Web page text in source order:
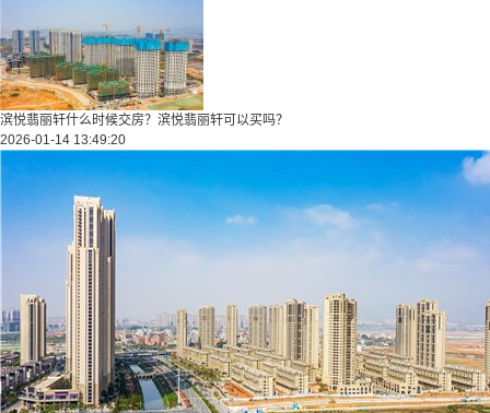
滨悦翡丽轩什么时候交房？滨悦翡丽轩可以买吗？
2026-01-14 13:49:20